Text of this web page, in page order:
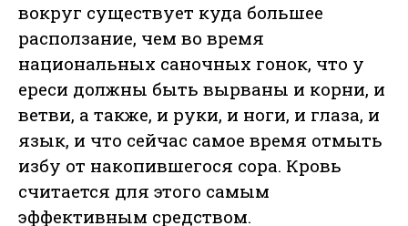
вокруг существует куда большее
расползание, чем во время
национальных саночных гонок, что у
ереси должны быть вырваны и корни, и
ветви, а также, и руки, и ноги, и глаза, и
язык, и что сейчас самое время отмыть
избу от накопившегося сора. Кровь
считается для этого самым
эффективным средством.